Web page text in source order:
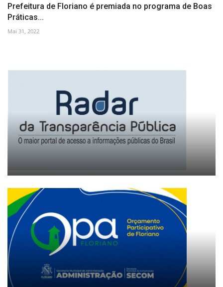
Prefeitura de Floriano é premiada no programa de Boas
Práticas...
Mai 31, 2022